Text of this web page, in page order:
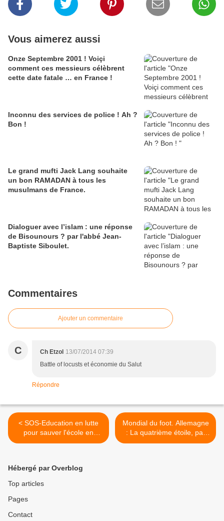
Vous aimerez aussi
Onze Septembre 2001 ! Voiçi
comment ces messieurs célèbrent
cette date fatale … en France !
Inconnu des services de police ! Ah ?
Bon !
Le grand mufti Jack Lang souhaite
un bon RAMADAN à tous les
musulmans de France.
Dialoguer avec l’islam : une réponse
de Bisounours ? par l'abbé Jean-
Baptiste Siboulet.
Commentaires
Ajouter un commentaire
C Ch Etzol 13/07/2014 07:39
Battle of locusts et économie du Salut
Répondre
< SOS-Education en lutte
pour sauver l'école en
France.
Mondial du foot. Allemagne
: La quatrième étoile, par
Jeannély d'Om-Hota.. >
Hébergé par Overblog
Top articles
Pages
Contact